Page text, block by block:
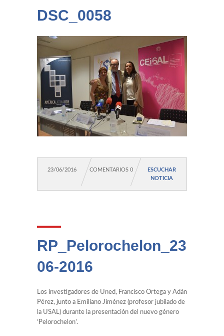
DSC_0058
23/06/2016 COMENTARIOS 0
ESCUCHAR
NOTICIA
RP_Pelorochelon_23-
06-2016
Los investigadores de Uned, Francisco Ortega y Adán
Pérez, junto a Emiliano Jiménez (profesor jubilado de
la USAL) durante la presentación del nuevo género
‘Pelorochelon’.